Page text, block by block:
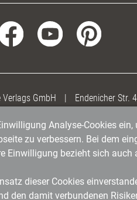
GmbH | Endenicher Str.
Analyse-Cookies
zu verbessern. Bei dem
Einwilligung bezieht sich
dieser Cookies
den damit verbundenen